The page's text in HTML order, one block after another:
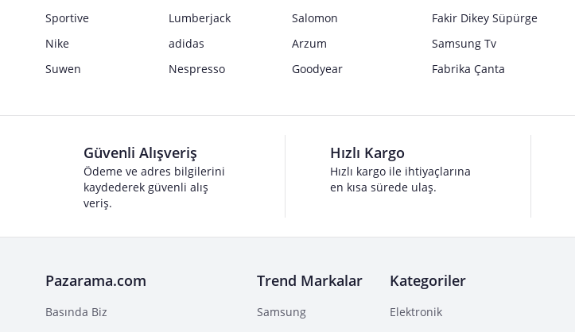
Sportive
Lumberjack
Salomon
Nike
adidas
Arzum
Suwen
Nespresso Goodyear
Fakir Dikey Süpürge
Samsung Tv
Fabrika Çanta
Güvenli Alışveriş
Ödeme ve adres bilgilerini
kaydederek güvenli alış
veriş.
Hızlı Kargo
Hızlı kargo ile ihtiyaçlarına
en kısa sürede ulaş.
Pazarama.com
Basında Biz
Trend Markalar
Samsung
Kategoriler
Elektronik